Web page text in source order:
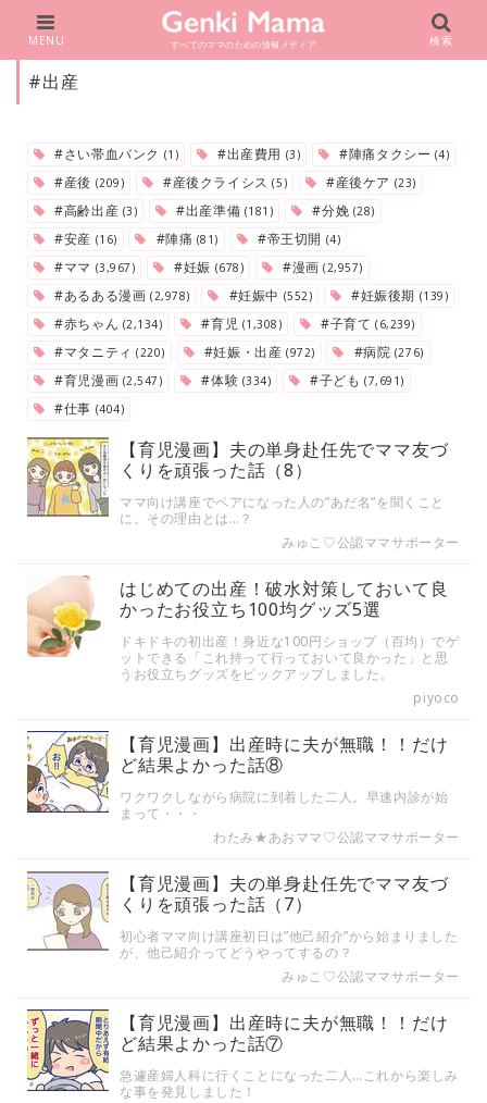
すべてのママのための情報メディア
MENU 検索
#出産
#さい帯血バンク (1) #出産費用 (3) #陣痛タクシー (4)
#産後 (209) #産後クライシス(5) #産後ケア (23)
#高齢出産 (3) #出産準備 (181) #分娩 (28)
#安産 (16) #陣痛 (81) #帝王切開 (4)
#ママ (3,967) #妊娠 (678) #漫画(2,957)
#あるある漫画(2,978) #妊娠中 (552) #妊娠後期 (139)
#赤ちゃん (2,134) #育児 (1,308) #子育て(6,239)
#マタニティ(220) #妊娠・出産(972) #病院 (276)
#育児漫画 (2,547) #体験 (334) #子ども(7,691)
#仕事 (404)
【育児漫画】夫の単身赴任先でママ友づ
くりを頑張った話（8）
ママ向け講座でペアになった人の”あだ名”を聞くこと
に。その理由とは…？
みゅこ♡公認ママサポーター
はじめての出産！破水対策しておいて良
かったお役立ち100均グッズ5選
ドキドキの初出産！身近な100円ショップ（百均）でゲ
ットできる「これ持って行っておいて良かった」と思
うお役立ちグッズをピックアップしました。
piyoco
【育児漫画】出産時に夫が無職！！だけ
ど結果よかった話⑧
ワクワクしながら病院に到着した二人。早速内診が始
まって・・・
わたみ★あおママ♡公認ママサポーター
【育児漫画】夫の単身赴任先でママ友づ
くりを頑張った話（7）
初心者ママ向け講座初日は”他己紹介”から始まりました
が、他己紹介ってどうやってするの？
みゅこ♡公認ママサポーター
【育児漫画】出産時に夫が無職！！だけ
ど結果よかった話⑦
急遽産婦人科に行くことになった二人…これから楽しみ
な事を発見しました！